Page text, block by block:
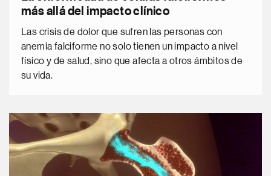
más allá del impacto clínico
Las crisis de dolor que sufren las personas con
anemia falciforme no solo tienen un impacto a nivel
físico y de salud, sino que afecta a otros ámbitos de
su vida.